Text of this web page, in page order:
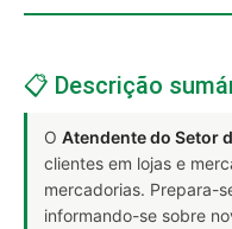
📋 Descrição
O Atendente do Setor
clientes em lojas e
mercadorias. Prepara-
informando-se sobre